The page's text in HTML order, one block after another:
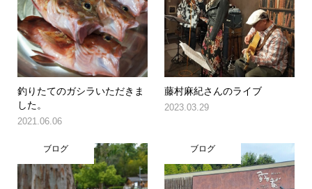
釣りたてのガシラいただきま
した。
2021.06.06
藤村麻紀さんのライブ
2023.03.29
ブログ ブログ